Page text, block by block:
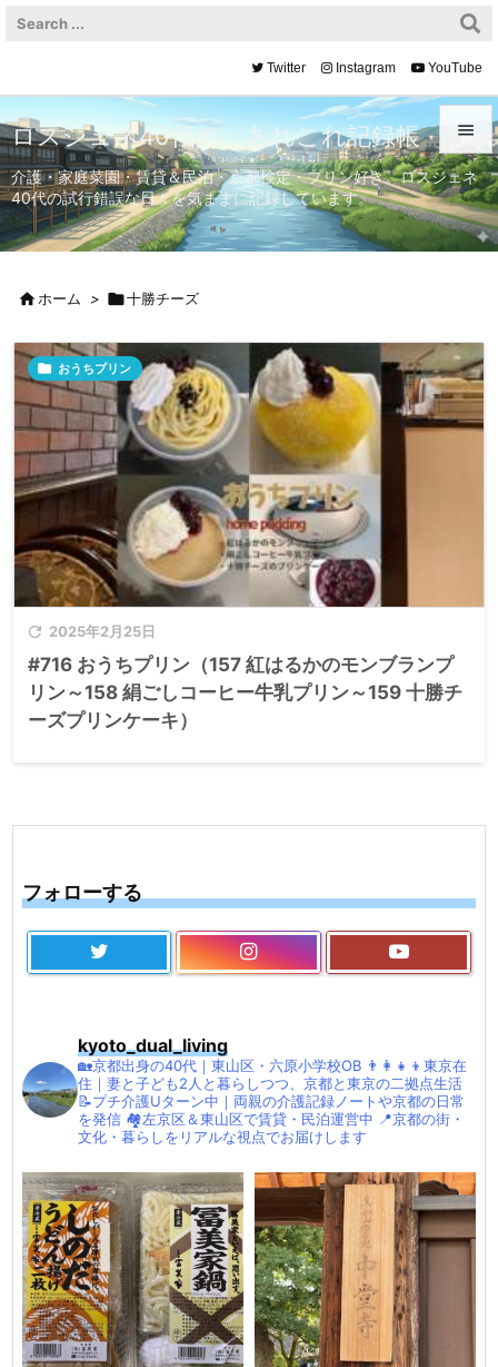


メニュ

サイド

次へ

検索
Twitter Instagram YouTube
ロスジェネ40代の、あれこれ記録帳
介護・家庭菜園・賃貸＆民泊・京都検定・プリン好き。ロスジェネ
40代の試行錯誤な日々を気ままに記録しています。
ホーム > 十勝チーズ
 2025年2月25日
 おうちプリン
#716 おうちプリン（157 紅はるかのモンブランプ
リン～158 絹ごしコーヒー牛乳プリン～159 十勝チ
ーズプリンケーキ）
フォローする
kyoto_dual_living
🏡京都出身の40代｜東山区・六原小学校OB 👨‍👩‍👧‍👦東京在
住｜妻と子ども2人と暮らしつつ、京都と東京の二拠点生活
📝プチ介護Uターン中｜両親の介護記録ノートや京都の日常
を発信 🏘左京区＆東山区で賃貸・民泊運営中 📍京都の街・
文化・暮らしをリアルな視点でお届けします